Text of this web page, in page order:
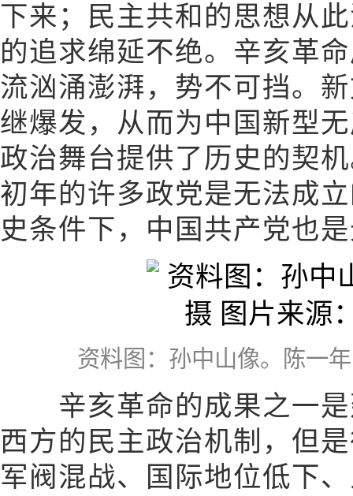
下来；民主共和的思想从
的追求绵延不绝。辛亥革
流汹涌澎湃，势不可挡。
继爆发，从而为中国新型
政治舞台提供了历史的契
初年的许多政党是无法成
史条件下，中国共产党也
资料图：孙中山像。陈一
辛亥革命的成果之一是
西方的民主政治机制，但
军阀混战、国际地位低下